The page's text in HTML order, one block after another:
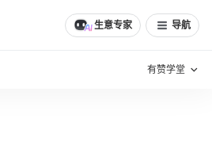
生意专家 导航
有赞学堂